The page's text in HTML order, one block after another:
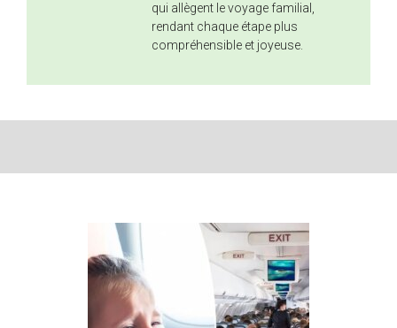
qui allègent le voyage familial,
rendant chaque étape plus
compréhensible et joyeuse.